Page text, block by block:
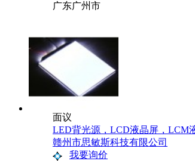
广东广州市
面议
LED背光源，LCD液晶屏，LCM
赣州市思敏斯科技有限公司
我要询价